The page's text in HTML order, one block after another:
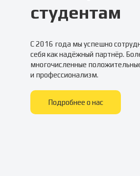
студентам
С 2016 года мы успешно
себя как надёжный партнёр.
многочисленные
и профессионализм.
Подробнее о нас